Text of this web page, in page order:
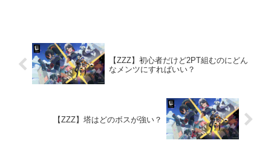
【ZZZ】初心者だけど2PT組むのにどん
なメンツにすればいい？
【ZZZ】塔はどのボスが強い？